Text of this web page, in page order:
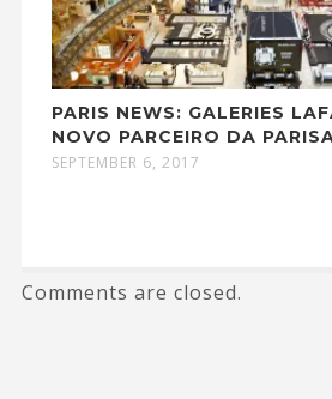
PARIS NEWS: GALERIES
NOVO PARCEIRO DA
SEPTEMBER 6, 2017
Comments are closed.